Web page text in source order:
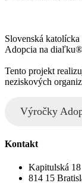
Slovenská
Adopcia na
Tento projekt
neziskových
Výročky
Kontakt
Kapitulská 18
814 15